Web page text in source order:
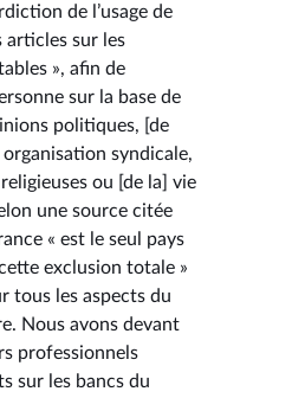
de l’usage de
articles sur les
», afin de
sur la base de
politiques, [de
syndicale,
ou [de la] vie
une source citée
« est le seul pays
exclusion totale »
tous les aspects du
Nous avons devant
professionnels
sur les bancs du